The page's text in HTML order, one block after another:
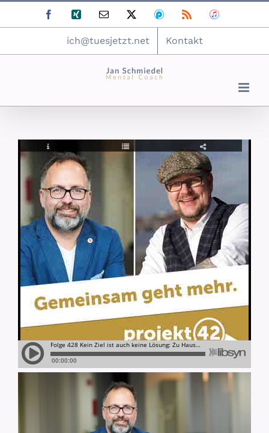
FacebookXing
E-
Podomatic ITunes
ich@tuesjetzt.net Kontakt